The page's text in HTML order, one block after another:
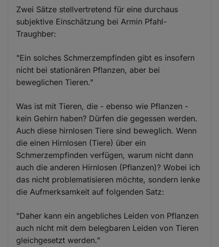
Zwei Sätze stellvertretend für eine durchaus
subjektive Einschätzung bei Armin Pfahl-
Traughber:
"Ein solches Schmerzempfinden gibt es insofern
nicht bei stationären Pflanzen, aber bei
beweglichen Tieren."
Was ist mit Tieren, die - ebenso wie Pflanzen -
kein Gehirn haben? Dürfen die gegessen werden.
Auch diese hirnlosen Tiere sind beweglich. Wenn
die einen Hirnlosen (Tiere) über ein
Schmerzempfinden verfügen, warum nicht dann
auch die anderen Hirnlosen (Pflanzen)? Wobei ich
das nicht problematisieren möchte, sondern lenke
die Aufmerksamkeit auf folgenden Satz:
"Daher kann ein angebliches Leiden von Pflanzen
auch nicht mit dem belegbaren Leiden von Tieren
gleichgesetzt werden."